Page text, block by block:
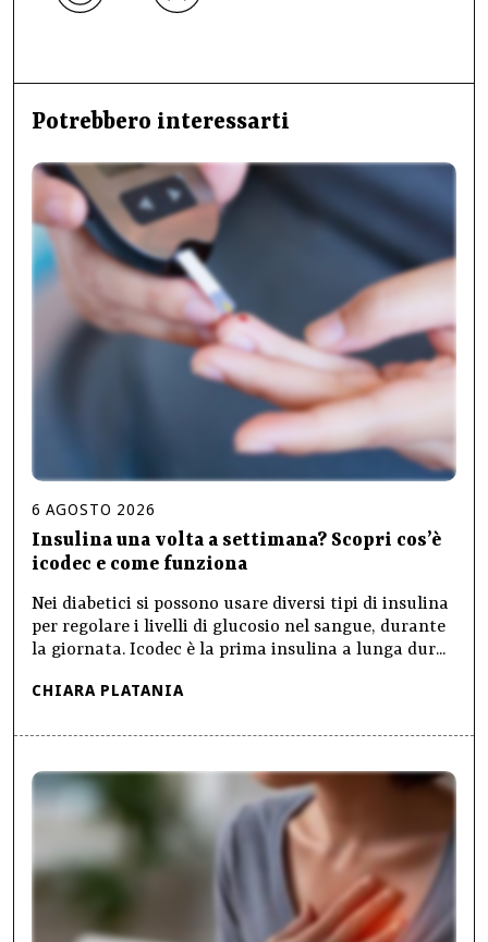
Potrebbero interessarti
6 AGOSTO 2026
Insulina una volta a settimana? Scopri cos’è
icodec e come funziona
Nei diabetici si possono usare diversi tipi di insulina
per regolare i livelli di glucosio nel sangue, durante
la giornata. Icodec è la prima insulina a lunga dur...
CHIARA PLATANIA